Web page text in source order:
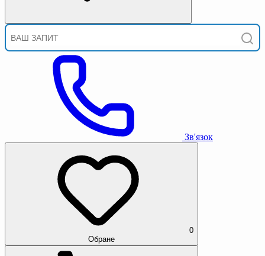
Зв'язок
0
Обране